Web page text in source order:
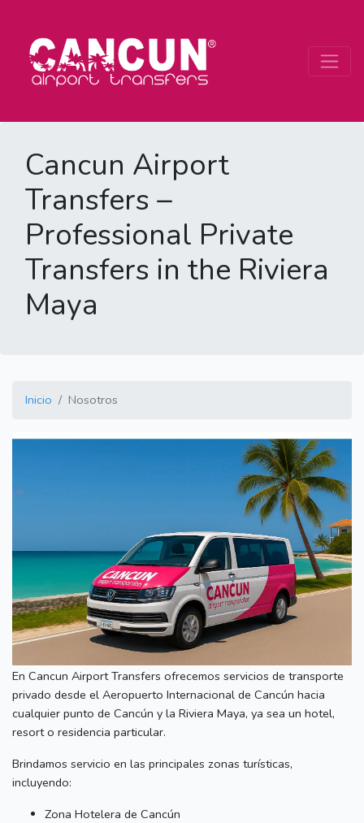
Cancun Airport
Transfers –
Professional Private
Transfers in the Riviera
Maya
Inicio Nosotros
En Cancun Airport Transfers ofrecemos servicios de transporte
privado desde el Aeropuerto Internacional de Cancún hacia
cualquier punto de Cancún y la Riviera Maya, ya sea un hotel,
resort o residencia particular.
Brindamos servicio en las principales zonas turísticas,
incluyendo:
Zona Hotelera de Cancún